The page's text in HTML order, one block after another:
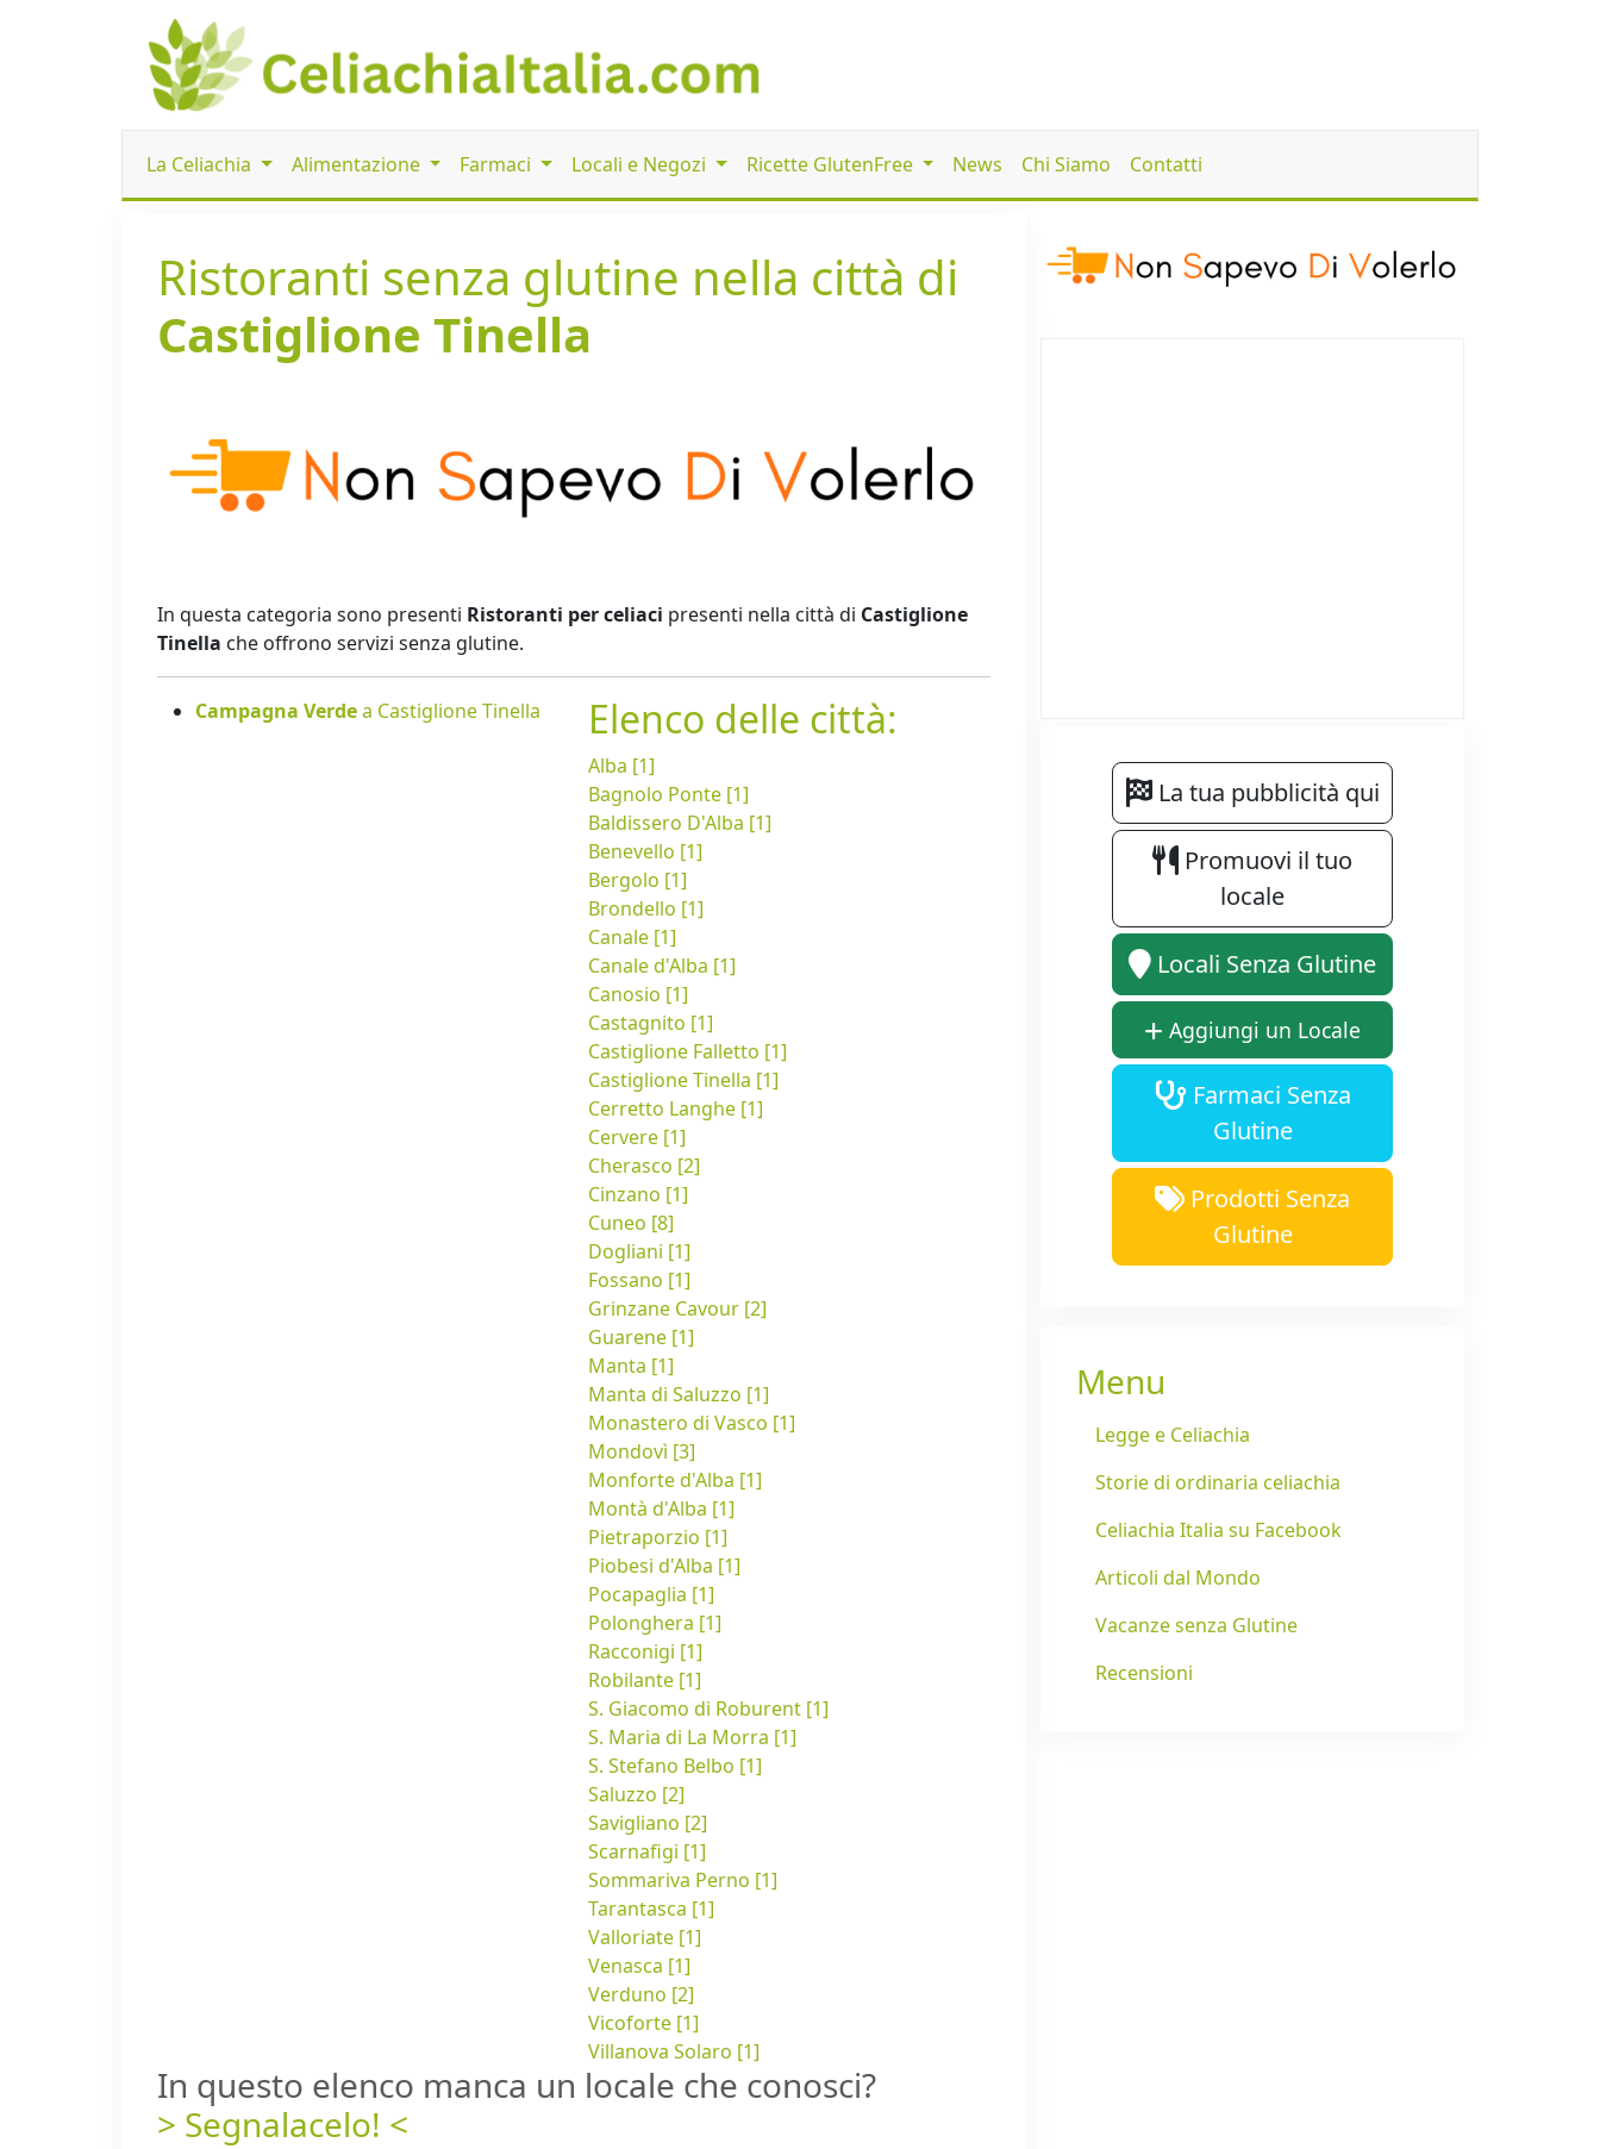
La Celiachia Alimentazione Farmaci Locali e Negozi Ricette GlutenFree News Chi Siamo Contatti
Ristoranti senza glutine nella città di
Castiglione Tinella
In questa categoria sono presenti Ristoranti per celiaci presenti nella città di Castiglione
Tinella che offrono servizi senza glutine.
Campagna Verdea Castiglione Tinella Elenco delle città:
Alba [1]
Bagnolo Ponte [1]
Baldissero D'Alba [1]
Benevello [1]
Bergolo [1]
Brondello [1]
Canale [1]
Canale d'Alba [1]
Canosio [1]
Castagnito [1]
Castiglione Falletto [1]
Castiglione Tinella [1]
Cerretto Langhe [1]
Cervere [1]
Cherasco [2]
Cinzano [1]
Cuneo [8]
Dogliani [1]
Fossano [1]
Grinzane Cavour [2]
Guarene [1]
Manta [1]
Manta di Saluzzo [1]
Monastero di Vasco [1]
Mondovì [3]
Monforte d'Alba [1]
Montà d'Alba [1]
Pietraporzio [1]
Piobesi d'Alba [1]
Pocapaglia [1]
Polonghera [1]
Racconigi [1]
Robilante [1]
S. Giacomo di Roburent [1]
S. Maria di La Morra [1]
S. Stefano Belbo [1]
Saluzzo [2]
Savigliano [2]
Scarnafigi [1]
Sommariva Perno [1]
Tarantasca [1]
Valloriate [1]
Venasca [1]
Verduno [2]
Vicoforte [1]
Villanova Solaro [1]
In questo elenco manca un locale che conosci?
> Segnalacelo! <
La tua pubblicità qui
Promuovi il tuo
locale
Locali Senza Glutine
Aggiungi un Locale
Farmaci Senza
Glutine
Prodotti Senza
Glutine
Menu
Legge e Celiachia
Storie di ordinaria celiachia
Celiachia Italia su Facebook
Articoli dal Mondo
Vacanze senza Glutine
Recensioni